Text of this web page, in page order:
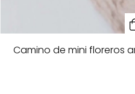
Camino de mini floreros